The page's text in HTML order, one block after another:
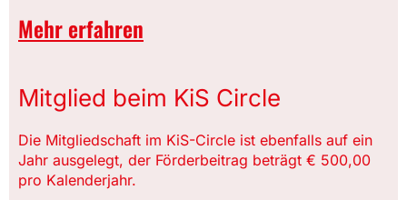
Mehr erfahren
Mitglied beim KiS Circle
Die Mitgliedschaft im KiS-Circle ist ebenfalls auf ein
Jahr ausgelegt, der Förderbeitrag beträgt € 500,00
pro Kalenderjahr.